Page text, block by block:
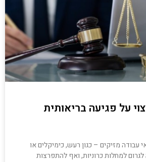
על פגיעה בריאותית
מזיקים – כגון רעש, כימיקלים או
לגרום למחלות כרוניות, ואף להתפרצות